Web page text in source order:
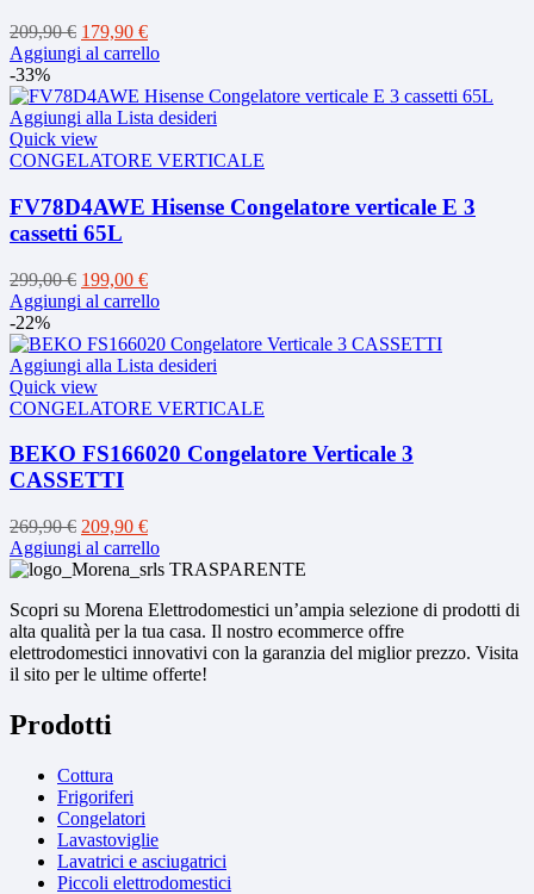
209,90€ Il
prezzo
era:
209,90 €.
179,90 €Il
prezzo
è:
179,90 €.
Aggiungi al carrello
-33%
Aggiungi alla Lista desideri
Quick view
CONGELATORE VERTICALE
FV78D4AWE Hisense Congelatore verticale E 3
cassetti 65L
299,00€ Il
prezzo
era:
299,00 €.
199,00 €Il
prezzo
è:
199,00 €.
Aggiungi al carrello
-22%
Aggiungi alla Lista desideri
Quick view
CONGELATORE VERTICALE
BEKO FS166020 Congelatore Verticale 3
CASSETTI
269,90€ Il
prezzo
originale
269,90 €.
209,90 €Il
prezzo
attuale
209,90 €.
Aggiungi al carrello
Scopri su Morena Elettrodomestici un’ampia selezione di prodotti di
alta qualità per la tua casa. Il nostro ecommerce offre
elettrodomestici innovativi con la garanzia del miglior prezzo. Visita
il sito per le ultime offerte!
Prodotti
Cottura
Frigoriferi
Congelatori
Lavastoviglie
Lavatrici e asciugatrici
Piccoli elettrodomestici